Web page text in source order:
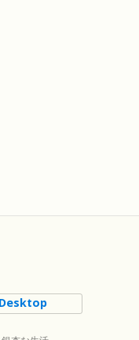
Desktop